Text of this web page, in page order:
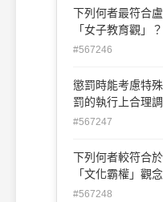
的目的在給予學
中，不需要加以管束，以
下列何者最符合
「女子教育觀」？ (A)女子和男子一樣，都
必須接受「返回自然」的
的目的在培養其獨立性 (D)女子
性上是一樣的，
#567246
懲罰時能考慮特
罰的執行上合理
種性質的懲罰？ (A)報應性的懲罰 (B)懲戒
罰
#567247
下列何者較符合
「文化霸權」觀念所作
權與武力霸權均屬於
#567248